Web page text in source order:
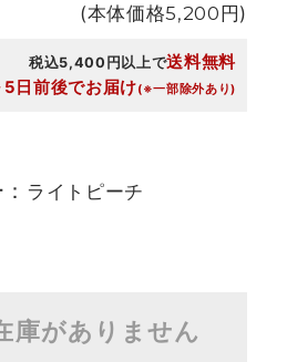
(本体価格5,200円)
税込5,400円以上で送料無料
日前後でお届け(※一部除外あり)
ライトピーチ
庫がありません